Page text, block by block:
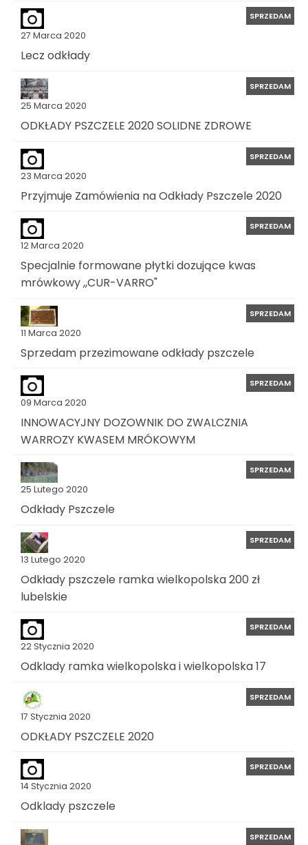
27 Marca 2020
SPRZEDAM
Lecz odkłady
25 Marca 2020
SPRZEDAM
ODKŁADY PSZCZELE 2020 SOLIDNE ZDROWE
23 Marca 2020
SPRZEDAM
Przyjmuje Zamówienia na Odkłady Pszczele 2020
12 Marca 2020
SPRZEDAM
Specjalnie formowane płytki dozujące kwas
mrówkowy ,,CUR-VARRO"
11 Marca 2020
SPRZEDAM
Sprzedam przezimowane odkłady pszczele
09 Marca 2020
SPRZEDAM
INNOWACYJNY DOZOWNIK DO ZWALCZNIA
WARROZY KWASEM MRÓKOWYM
25 Lutego 2020
SPRZEDAM
Odkłady Pszczele
13 Lutego 2020
SPRZEDAM
Odkłady pszczele ramka wielkopolska 200 zł
lubelskie
22 Stycznia 2020
SPRZEDAM
Odklady ramka wielkopolska i wielkopolska 17
17 Stycznia 2020
SPRZEDAM
ODKŁADY PSZCZELE 2020
14 Stycznia 2020
SPRZEDAM
Odklady pszczele
SPRZEDAM